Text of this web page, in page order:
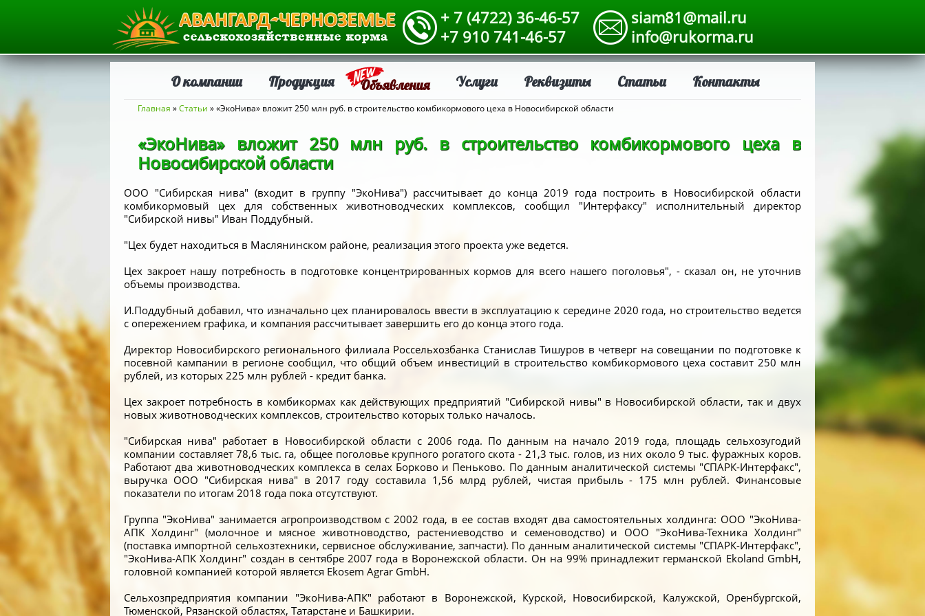
+ 7 (4722) 36-46-57
+7 910 741-46-57
siam81@mail.ru
info@rukorma.ru
О компании Продукция Объявления Услуги Реквизиты Статьи Контакты
Вы здесь
Главная »Статьи » «ЭкоНива» вложит 250 млн руб. в строительство комбикормового цеха в Новосибирской области
«ЭкоНива» вложит 250 млн руб. в строительство комбикормового цеха в
Новосибирской области
ООО "Сибирская нива" (входит в группу "ЭкоНива") рассчитывает до конца 2019 года построить в Новосибирской области
комбикормовый цех для собственных животноводческих комплексов, сообщил "Интерфаксу" исполнительный директор
"Сибирской нивы" Иван Поддубный.
"Цех будет находиться в Маслянинском районе, реализация этого проекта уже ведется.
Цех закроет нашу потребность в подготовке концентрированных кормов для всего нашего поголовья", - сказал он, не уточнив
объемы производства.
И.Поддубный добавил, что изначально цех планировалось ввести в эксплуатацию к середине 2020 года, но строительство ведется
с опережением графика, и компания рассчитывает завершить его до конца этого года.
Директор Новосибирского регионального филиала Россельхозбанка Станислав Тишуров в четверг на совещании по подготовке к
посевной кампании в регионе сообщил, что общий объем инвестиций в строительство комбикормового цеха составит 250 млн
рублей, из которых 225 млн рублей - кредит банка.
Цех закроет потребность в комбикормах как действующих предприятий "Сибирской нивы" в Новосибирской области, так и двух
новых животноводческих комплексов, строительство которых только началось.
"Сибирская нива" работает в Новосибирской области с 2006 года. По данным на начало 2019 года, площадь сельхозугодий
компании составляет 78,6 тыс. га, общее поголовье крупного рогатого скота - 21,3 тыс. голов, из них около 9 тыс. фуражных коров.
Работают два животноводческих комплекса в селах Борково и Пеньково. По данным аналитической системы "СПАРК-Интерфакс",
выручка ООО "Сибирская нива" в 2017 году составила 1,56 млрд рублей, чистая прибыль - 175 млн рублей. Финансовые
показатели по итогам 2018 года пока отсутствуют.
Группа "ЭкоНива" занимается агропроизводством с 2002 года, в ее состав входят два самостоятельных холдинга: ООО "ЭкоНива-
АПК Холдинг" (молочное и мясное животноводство, растениеводство и семеноводство) и ООО "ЭкоНива-Техника Холдинг"
(поставка импортной сельхозтехники, сервисное обслуживание, запчасти). По данным аналитической системы "СПАРК-Интерфакс",
"ЭкоНива-АПК Холдинг" создан в сентябре 2007 года в Воронежской области. Он на 99% принадлежит германской Ekoland GmbH,
головной компанией которой является Ekosem Agrar GmbH.
Сельхозпредприятия компании "ЭкоНива-АПК" работают в Воронежской, Курской, Новосибирской, Калужской, Оренбургской,
Тюменской, Рязанской областях, Татарстане и Башкирии.